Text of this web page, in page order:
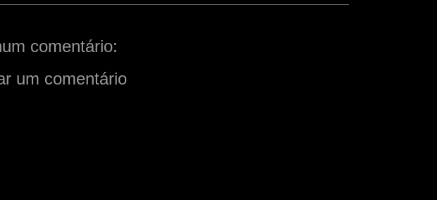
comentário:
um comentário